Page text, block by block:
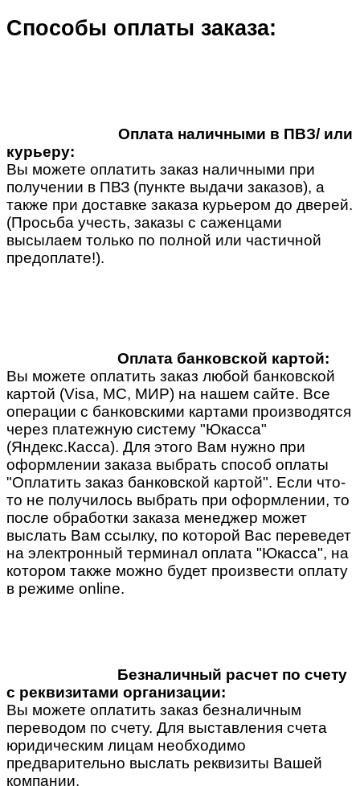
Способы оплаты заказа:
Оплата наличными в ПВЗ/ или
курьеру:
Вы можете оплатить заказ наличными при
получении в ПВЗ (пункте выдачи заказов), а
также при доставке заказа курьером до дверей.
(Просьба учесть, заказы с саженцами
высылаем только по полной или частичной
предоплате!).
Оплата банковской картой:
Вы можете оплатить заказ любой банковской
картой (Visa, MC, МИР) на нашем сайте. Все
операции с банковскими картами производятся
через платежную систему "Юкасса"
(Яндекс.Касса). Для этого Вам нужно при
оформлении заказа выбрать способ оплаты
"Оплатить заказ банковской картой". Если что-
то не получилось выбрать при оформлении, то
после обработки заказа менеджер может
выслать Вам ссылку, по которой Вас переведет
на электронный терминал оплата "Юкасса", на
котором также можно будет произвести оплату
в режиме online.
Безналичный расчет по счету
с реквизитами организации:
Вы можете оплатить заказ безналичным
переводом по счету. Для выставления счета
юридическим лицам необходимо
предварительно выслать реквизиты Вашей
компании.